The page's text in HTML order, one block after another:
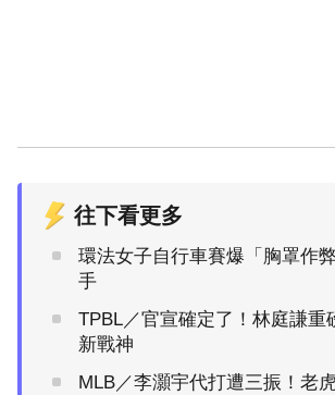
往下看更多
環法女子自行車賽爆「胸罩作
手
TPBL／官宣確定了！林庭謙重
新戰神
MLB／李灝宇代打遭三振！老